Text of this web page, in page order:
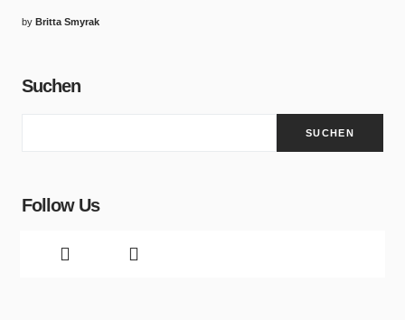
by Britta Smyrak
Suchen
SUCHEN
Follow Us